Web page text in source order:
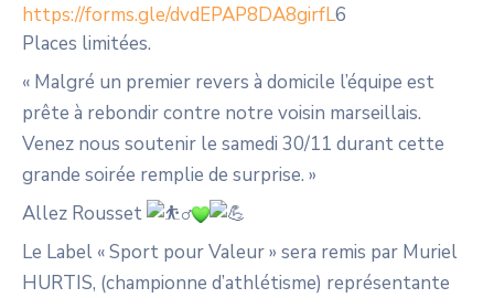
https://forms.gle/dvdEPAP8DA8girfL6
Places limitées.
« Malgré un premier revers à domicile l’équipe est
prête à rebondir contre notre voisin marseillais.
Venez nous soutenir le samedi 30/11 durant cette
grande soirée remplie de surprise. »
Allez Rousset
Le Label « Sport pour Valeur » sera remis par Muriel
HURTIS, (championne d’athlétisme) représentante